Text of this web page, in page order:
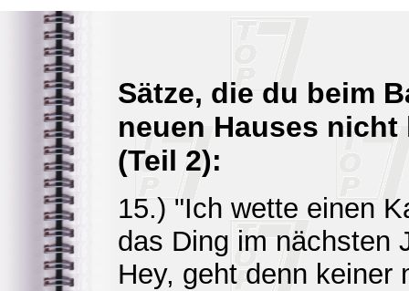
Sätze, die du beim
neuen Hauses
(Teil 2):
15.) "Ich wette einen
das Ding im nächsten
Hey, geht denn keiner